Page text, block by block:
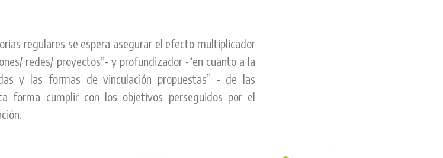
regulares se espera asegurar el efecto multiplicador
redes/ proyectos”- y profundizador -“en cuanto a la
y las formas de vinculación propuestas” - de las
forma cumplir con los objetivos perseguidos por el